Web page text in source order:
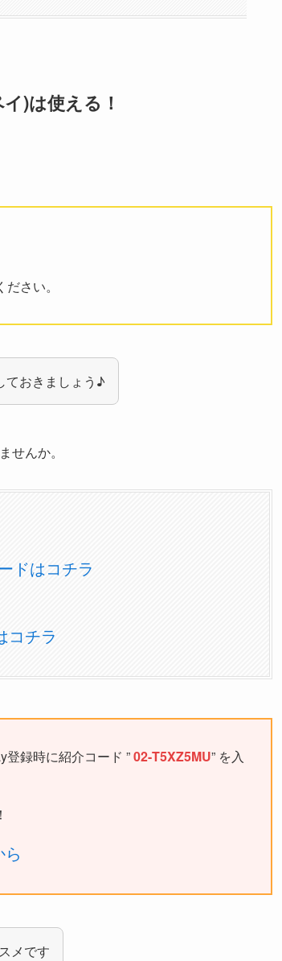
イ)は使える！
さい。
ておきましょう♪
せんか。
ドはコチラ
コチラ
録時に紹介コード ”02-T5XZ5MU” を入
メです